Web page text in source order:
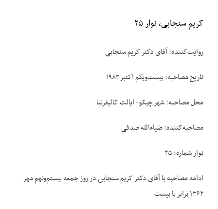
کریم سنجابی، نوار ۲۵
روایت‌‌کننده: آقای دکتر کریم سنجابی
تاریخ مصاحبه: بیست‌‌ویکم اکتبر ۱۹۸۳
محل مصاحبه: شهر چیکو- ایالت کالیفرنیا
مصاحبه‌‌کننده: ضیاءالله صدقی
نوار شماره: ۲۵
ادامه مصاحبه با آقای دکتر کریم سنجابی در روز جمعه بیستم‌‌ونهم مهر
۱۳۶۲ برابر با بیست